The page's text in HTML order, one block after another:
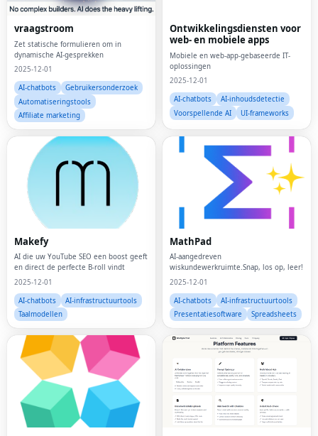
vraagstroom
Zet statische formulieren om in
dynamische AI-gesprekken
2025-12-01
AI-chatbots
Gebruikersonderzoek
Automatiseringstools
Affiliate marketing
Ontwikkelingsdiensten voor
web- en mobiele apps
Mobiele en web-app-gebaseerde IT-
oplossingen
2025-12-01
AI-chatbots
AI-inhoudsdetectie
Voorspellende AI
UI-frameworks
Makefy
AI die uw YouTube SEO een boost geeft
en direct de perfecte B-roll vindt
2025-12-01
AI-chatbots
AI-infrastructuurtools
Taalmodellen
MathPad
AI-aangedreven
wiskundewerkruimte.Snap, los op, leer!
2025-12-01
AI-chatbots
AI-infrastructuurtools
Presentatiesoftware
Spreadsheets